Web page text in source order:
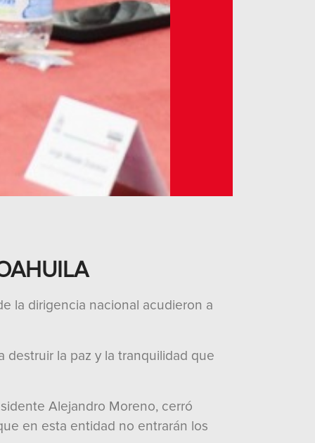
la dirigencia nacional acudieron a
destruir la paz y la tranquilidad que
Alejandro Moreno, cerró
en esta entidad no entrarán los